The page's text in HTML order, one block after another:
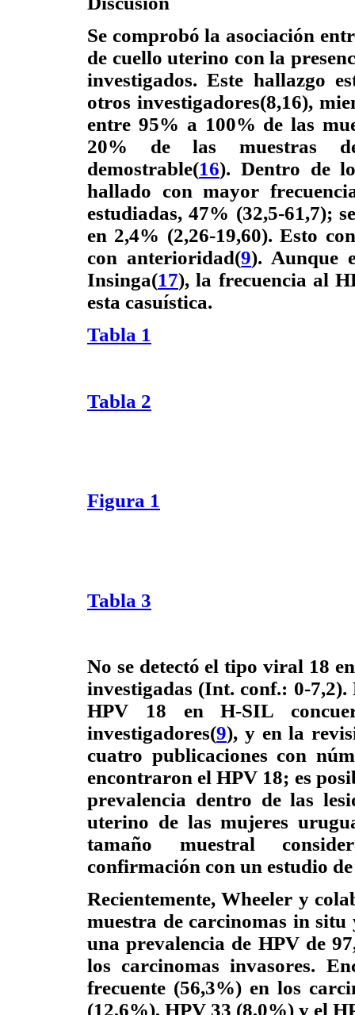
Se comprobó la asociación
de cuello uterino con la
investigados. Este hallazgo
otros investigadores(8,16),
entre 95% a 100% de las
20% de las muestras
demostrable(16). Dentro de
hallado con mayor
estudiadas, 47% (32,5-61,7);
en 2,4% (2,26-19,60). Esto
con anterioridad(9). Aunque
Insinga(17), la frecuencia al
esta casuística.
Tabla 1
Tabla 2
Figura 1
Tabla 3
No se detectó el tipo viral 18
investigadas (Int. conf.: 0-
HPV 18 en H-SIL
investigadores(9), y en la
cuatro publicaciones con
encontraron el HPV 18; es
prevalencia dentro de las
uterino de las mujeres
tamaño muestral
confirmación con un estudio
Recientemente, Wheeler y
muestra de carcinomas in
una prevalencia de HPV de
los carcinomas invasores.
frecuente (56,3%) en los
(12,6%), HPV 33 (8,0%) y el